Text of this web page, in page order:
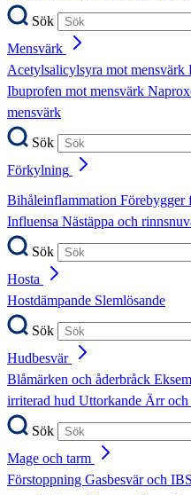
Sök
Mensvärk
Acetylsalicylsyra mot mensvärk
Ibuprofen mot mensvärk
mensvärk
Sök
Förkylning
Bihåleinflammation Förebygger
Influensa Nästäppa och
Sök
Hosta
Hostdämpande Slemlösande
Sök
Hudbesvär
Blåmärken och åderbråck Eksem
irriterad hud Uttorkande Ärr och
Sök
Mage och tarm
Förstoppning Gasbesvär och IBS